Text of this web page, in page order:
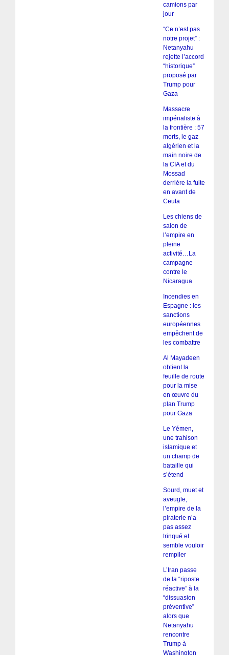
camions par
jour
“Ce n’est pas
notre projet” :
Netanyahu
rejette l’accord
“historique”
proposé par
Trump pour
Gaza
Massacre
impérialiste à
la frontière : 57
morts, le gaz
algérien et la
main noire de
la CIA et du
Mossad
derrière la fuite
en avant de
Ceuta
Les chiens de
salon de
l’empire en
pleine
activité…La
campagne
contre le
Nicaragua
Incendies en
Espagne : les
sanctions
européennes
empêchent de
les combattre
Al Mayadeen
obtient la
feuille de route
pour la mise
en œuvre du
plan Trump
pour Gaza
Le Yémen,
une trahison
islamique et
un champ de
bataille qui
s’étend
Sourd, muet et
aveugle,
l’empire de la
piraterie n’a
pas assez
trinqué et
semble vouloir
rempiler
L’Iran passe
de la “riposte
réactive” à la
“dissuasion
préventive”
alors que
Netanyahu
rencontre
Trump à
Washington